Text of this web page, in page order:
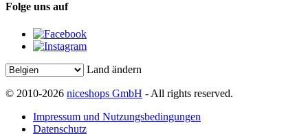
Folge uns auf
Land ändern
© 2010-2026 niceshops GmbH - All rights reserved.
Impressum und Nutzungsbedingungen
Datenschutz